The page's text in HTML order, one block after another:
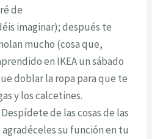
de
imaginar); después te
mucho (cosa que,
en IKEA un sábado
doblar la ropa para que te
y los calcetines.
de las cosas de las
su función en tu